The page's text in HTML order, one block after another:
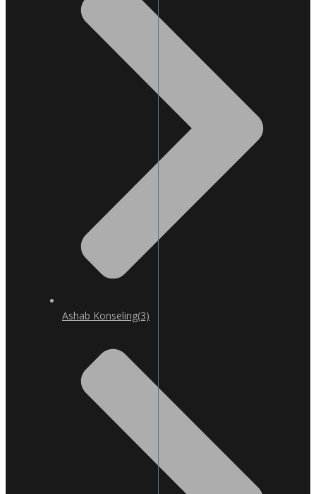
Ashab Konseling(3)